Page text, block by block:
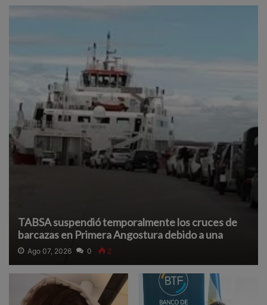
TABSA suspendió temporalmente los cruces de
barcazas en Primera Angostura debido a una
densa neblina que reduce la visibilidad y afecta la
navegación segura.
Ago 07, 2026 0 2